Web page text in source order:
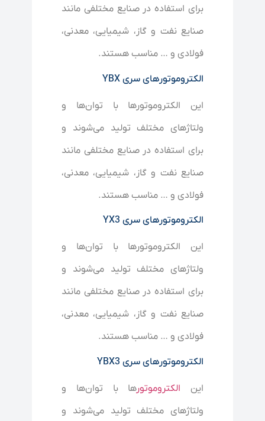
برای استفاده در صنایع مختلفی مانند
صنایع نفت و گاز، شیمیایی، معدنی،
فولادی و … مناسب هستند.
الکتروموتورهای سری YBX
این الکتروموتورها با توان‌ها و
ولتاژهای مختلف تولید می‌شوند و
برای استفاده در صنایع مختلفی مانند
صنایع نفت و گاز، شیمیایی، معدنی،
فولادی و … مناسب هستند.
الکتروموتورهای سری YX3
این الکتروموتورها با توان‌ها و
ولتاژهای مختلف تولید می‌شوند و
برای استفاده در صنایع مختلفی مانند
صنایع نفت و گاز، شیمیایی، معدنی،
فولادی و … مناسب هستند.
الکتروموتورهای سری YBX3
این الکتروموتورها با توان‌ها و
ولتاژهای مختلف تولید می‌شوند و